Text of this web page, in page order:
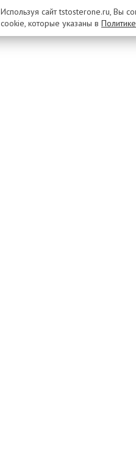
Используя сайт tstosterone.ru, Вы
cookie, которые указаны в